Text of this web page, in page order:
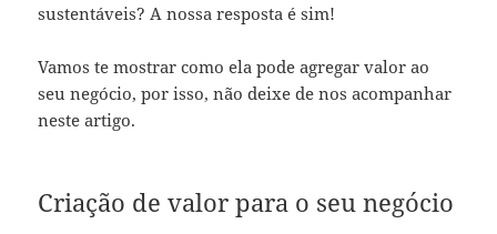
sustentáveis? A nossa resposta é sim!
Vamos te mostrar como ela pode agregar valor ao
seu negócio, por isso, não deixe de nos acompanhar
neste artigo.
Criação de valor para o seu negócio